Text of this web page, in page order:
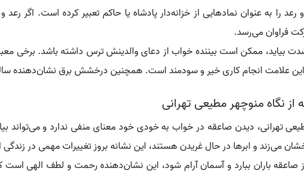
را به عنوان نمادهایی از خزانه‌دار پادشاه یا حاکم تعبیر کرده است. اگر
فراوان می‌رسد.
شدت بیاید، ممکن است بیننده خواب از دعای والدینش ترس داشته باشد. برخی
این علامت انجام کاری خیر و سودمند است. همچنین درخشش برق نشان‌دهنده
نگاه منوچهر مطیعی تهرانی
تهرانی، دیدن صاعقه در خواب به خودی خود معنای منفی ندارد و می‌تواند
می‌زند و ابرها در حال غریدن هستند، این نشانه بروز تغییرات مهمی در
باران ببارد و آسمان آرام شود، این نشان‌دهنده رحمت و لطف الهی است